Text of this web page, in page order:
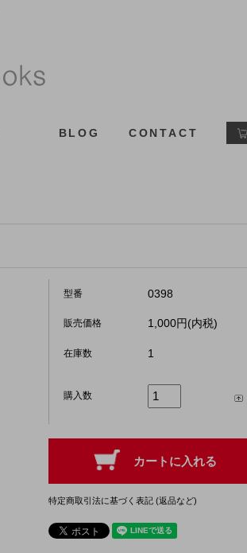
BLOG CONTACT
型番 0398
販売価格 1,000円(内税)
在庫数 1
購入数
特定商取引法に基づく表記 (返品など)